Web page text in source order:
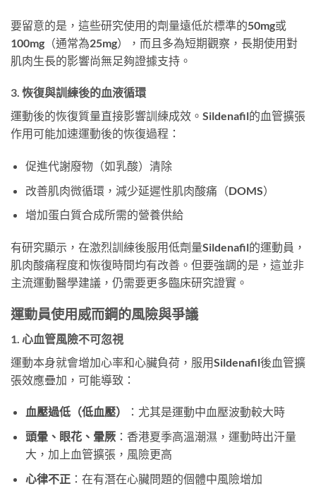
要留意的是，這些研究使用的劑量遠低於標準的50mg或
100mg（通常為25mg），而且多為短期觀察，長期使用對
肌肉生長的影響尚無足夠證據支持。
3. 恢復與訓練後的血液循環
運動後的恢復質量直接影響訓練成效。Sildenafil的血管擴張
作用可能加速運動後的恢復過程：
促進代謝廢物（如乳酸）清除
改善肌肉微循環，減少延遲性肌肉酸痛（DOMS）
增加蛋白質合成所需的營養供給
有研究顯示，在激烈訓練後服用低劑量Sildenafil的運動員，
肌肉酸痛程度和恢復時間均有改善。但要強調的是，這並非
主流運動醫學建議，仍需要更多臨床研究證實。
運動員使用威而鋼的風險與爭議
1. 心血管風險不可忽視
運動本身就會增加心率和心臟負荷，服用Sildenafil後血管擴
張效應疊加，可能導致：
血壓過低（低血壓）
：尤其是運動中血壓波動較大時
頭暈、眼花、暈厥：香港夏季高溫潮濕，運動時出汗量
大，加上血管擴張，風險更高
心律不正：在有潛在心臟問題的個體中風險增加